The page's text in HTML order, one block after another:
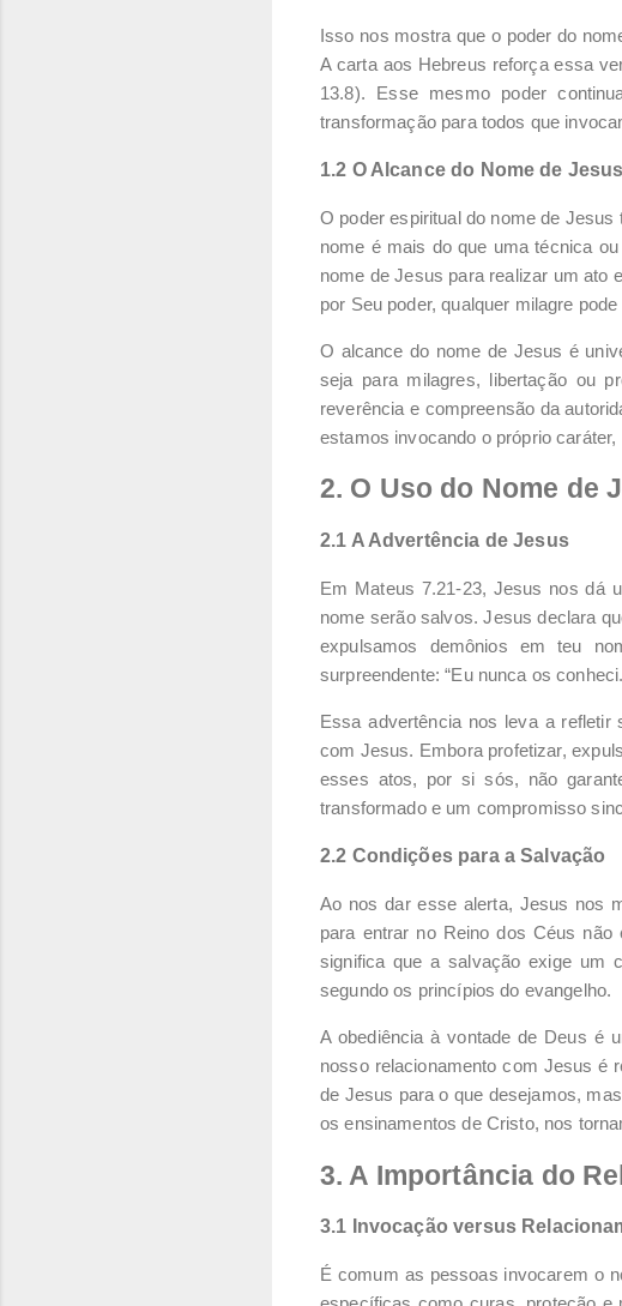
Isso nos mostra que o poder do
A carta aos Hebreus reforça essa
13.8). Esse mesmo poder
transformação para todos que
1.2 O Alcance do Nome de Jesus
O poder espiritual do nome de
nome é mais do que uma técnica
nome de Jesus para realizar um ato
por Seu poder, qualquer milagre
O alcance do nome de Jesus é
seja para milagres, libertação ou
reverência e compreensão da
estamos invocando o próprio
2. O Uso do Nome de
2.1 A Advertência de Jesus
Em Mateus 7.21-23, Jesus nos dá
nome serão salvos. Jesus declara
expulsamos demônios em teu
surpreendente: “Eu nunca os
Essa advertência nos leva a refletir
com Jesus. Embora profetizar,
esses atos, por si sós, não
transformado e um compromisso
2.2 Condições para a Salvação
Ao nos dar esse alerta, Jesus nos
para entrar no Reino dos Céus
significa que a salvação exige um
segundo os princípios do evangelho.
A obediência à vontade de Deus é
nosso relacionamento com Jesus é
de Jesus para o que desejamos,
os ensinamentos de Cristo, nos
3. A Importância do
3.1 Invocação versus
É comum as pessoas invocarem o